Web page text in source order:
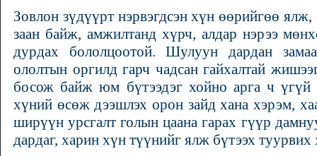
Зовлон зүдүүрт нэрвэгдсэн хүн өөрийгөө ялж,
заан байж, амжилтанд хүрч, алдар нэрээ
дурдах бололцоотой. Шулуун дардан
ололтын оргилд гарч чадсан гайхалтай
босож байж юм бүтээдэг хойно арга ч үгүй
хүний өсөж дээшлэх орон зайд хана хэрэм,
ширүүн урсгалт голын цаана гарах гүүр
дардаг, харин хүн түүнийг ялж бүтээх туурвих